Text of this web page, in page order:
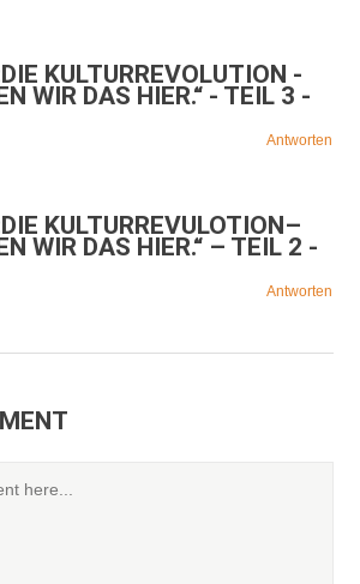
DIE KULTURREVOLUTION -
WIR DAS HIER.“ - TEIL 3 -
Antworten
DIE KULTURREVULOTION–
WIR DAS HIER.“ – TEIL 2 -
Antworten